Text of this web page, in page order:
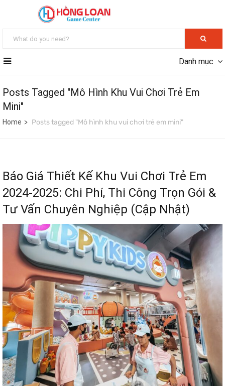
Danh mục
Posts Tagged "Mô Hình Khu Vui Chơi Trẻ Em
Mini"
Home Posts tagged "Mô hình khu vui chơi trẻ em mini"
Báo Giá Thiết Kế Khu Vui Chơi Trẻ Em
2024-2025: Chi Phí, Thi Công Trọn Gói &
Tư Vấn Chuyên Nghiệp (Cập Nhật)